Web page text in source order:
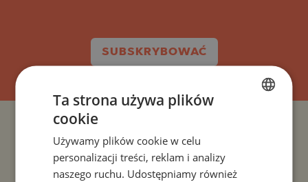
SUBSKRYBOWAĆ
PROJEKTY I NIERUCHOMOŚCI WEDŁUG ROZLICZENIA
Ta strona używa plików
cookie
Używamy plików cookie w celu
personalizacji treści, reklam i analizy
naszego ruchu. Udostępniamy również